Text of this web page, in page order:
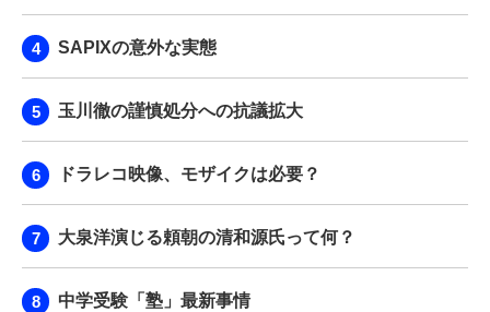
SAPIXの意外な実態
玉川徹の謹慎処分への抗議拡大
ドラレコ映像、モザイクは必要？
大泉洋演じる頼朝の清和源氏って何？
中学受験「塾」最新事情